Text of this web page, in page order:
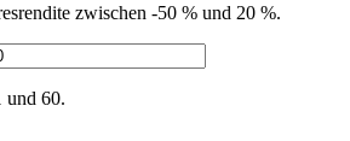
zwischen -50 % und 20 %.
und 60.